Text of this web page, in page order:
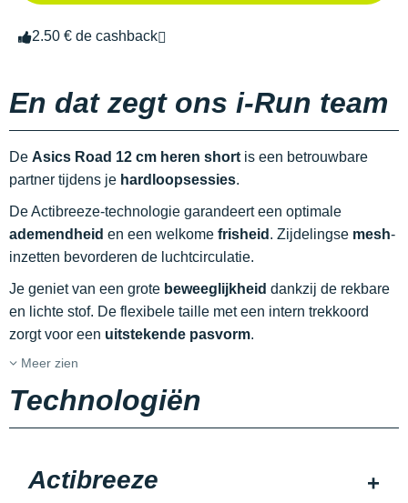
2.50 € de cashback
En dat zegt ons i-Run team
De Asics Road 12 cm heren short is een betrouwbare
partner tijdens je hardloopsessies.
De Actibreeze-technologie garandeert een optimale
ademendheid en een welkome frisheid . Zijdelingse mesh-
inzetten bevorderen de luchtcirculatie.
Je geniet van een grote beweeglijkheid dankzij de rekbare
en lichte stof. De flexibele taille met een intern trekkoord
zorgt voor een uitstekende pasvorm.
Meer zien
Technologiën
Actibreeze